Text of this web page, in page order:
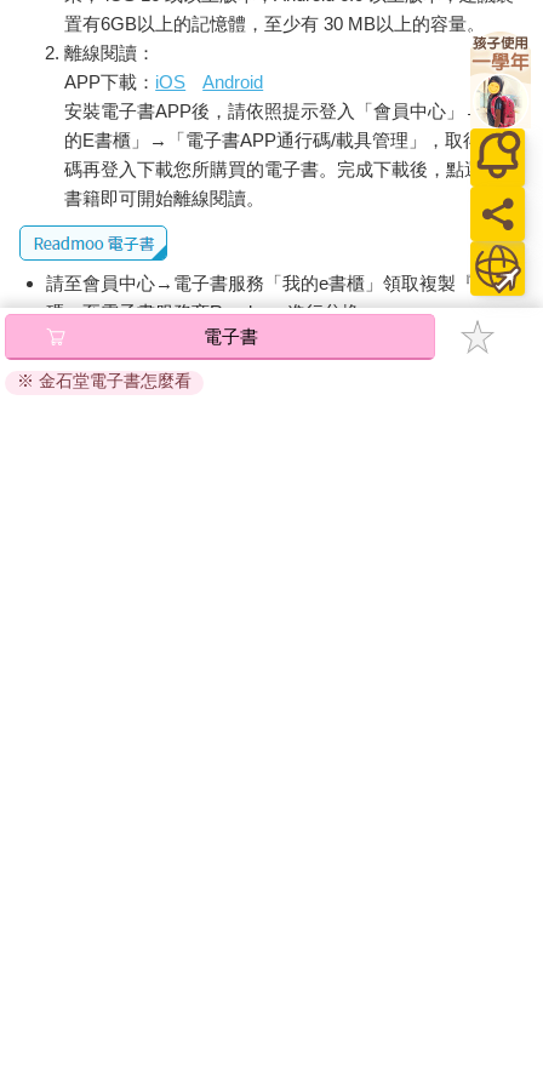
像這樣思考，就會發現醬油的滋味除了醬油本身的品質，也會受
到氧化等因素影響。察覺到不一樣的原因，就有機會找到截然不
同的解決方法，例如換成可防止氧化的醬油瓶。
在一個領域耕耘數十年的企業或專家，大多都具備深度的觀點，
這時只要分一點資源出來拓展視野，解析度就能更上一層樓。
發展新事業或創業時，擁有寬闊的視野，才能察覺到真正的課
題。討論解決方案時，也需要多方思考，才有機會發現有效的解
決手段。想提高解析度，鑽得深很重要，看得廣也同樣重要。
▼ 結構
從深度、廣度的觀點探討過事物的原因與解決方法後，還需要將
這些要素整理出結構，否則只是散亂的資訊。掌握結構，才能理
解要素之間的關聯與輕重緩急。將事物結構化，是提高解析度不
可或缺的步驟。
假設現在有個開餐廳的朋友委託你調查這陣子
置有6GB以上的記憶體，至少有 30 MB以上的容量。
離線閱讀：
APP下載： iOS
Android
安裝電子書APP後，請依照提示登入「會員中心」→「我
的E書櫃」→「電子書APP通行碼/載具管理」，取得通行
碼再登入下載您所購買的電子書。完成下載後，點選任一
書籍即可開始離線閱讀。
請至會員中心→電子書服務「我的e書櫃」領取複製『兌換
碼』至電子書服務商Readmoo進行兌換。
退換貨須知：
因版權保護，您在金石堂所購買的電子書僅能以金石堂專屬
電子書
※ 金石堂電子書怎麼看